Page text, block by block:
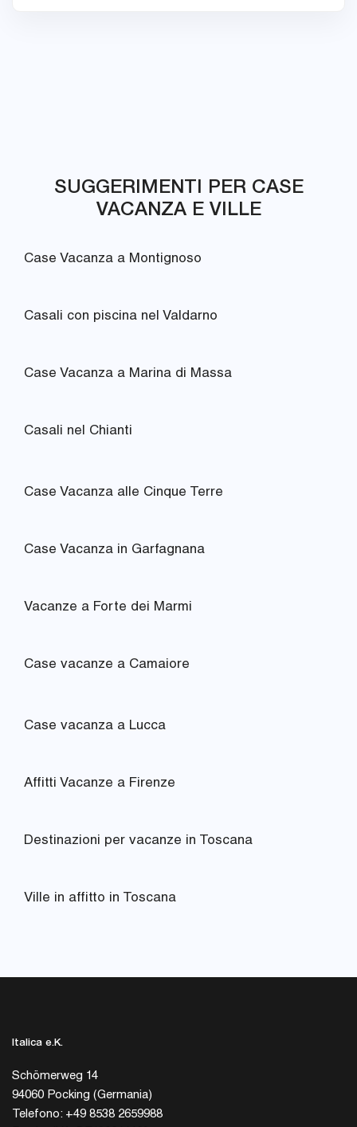
SUGGERIMENTI PER CASE
VACANZA E VILLE
Case Vacanza a Montignoso
Casali con piscina nel Valdarno
Case Vacanza a Marina di Massa
Casali nel Chianti
Case Vacanza alle Cinque Terre
Case Vacanza in Garfagnana
Vacanze a Forte dei Marmi
Case vacanze a Camaiore
Case vacanza a Lucca
Affitti Vacanze a Firenze
Destinazioni per vacanze in Toscana
Ville in affitto in Toscana
Italica e.K.
Schömerweg 14
94060 Pocking (Germania)
Telefono: +49 8538 2659988